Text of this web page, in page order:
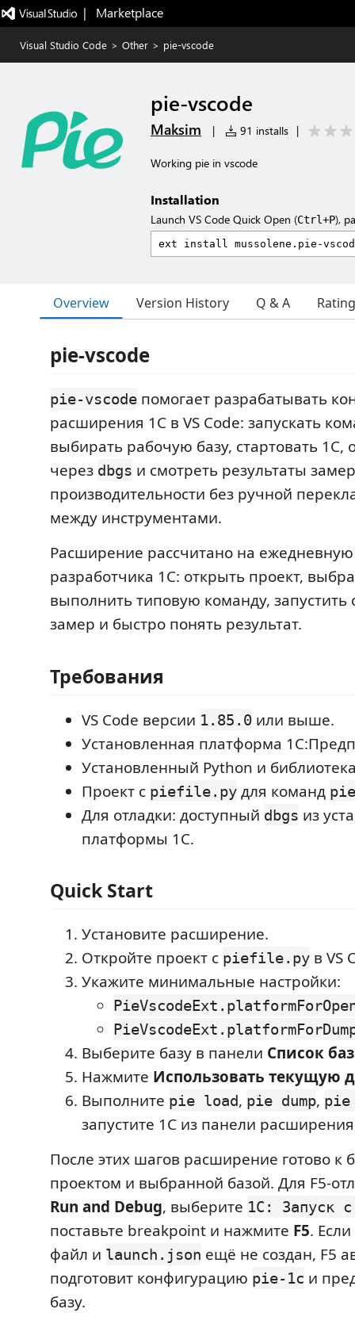
|   Marketplace
Visual Studio Code > Other > pie-vscode
pie-vscode
Maksim | 91 installs |
Working pie in vscode
Installation
Launch VS Code Quick Open (Ctrl+P),
Overview Version History Q & A
pie-vscode
pie-vscode помогает разрабатывать
расширения 1С в VS Code: запускать
выбирать рабочую базу, стартовать 1С,
через dbgs и смотреть результаты
производительности без ручной
между инструментами.
Расширение рассчитано на ежедневную
разработчика 1С: открыть проект,
выполнить типовую команду, запустить
замер и быстро понять результат.
Требования
VS Code версии 1.85.0 или выше.
Установленная платформа
Установленный Python и
Проект с piefile.py для команд pie
Для отладки: доступный dbgs из
платформы 1С.
Quick Start
Установите расширение.
Откройте проект с piefile.py в VS
Укажите минимальные настройки:
Выберите базу в панели Список
Нажмите Использовать текущую
Выполните pie load, pie dump,
запустите 1С из панели
После этих шагов расширение готово к
проектом и выбранной базой. Для F5-
Run and Debug, выберите 1C: Запуск
поставьте breakpoint и нажмите F5.
файл и launch.json ещё не создан, F5
подготовит конфигурацию pie-1c и
базу.